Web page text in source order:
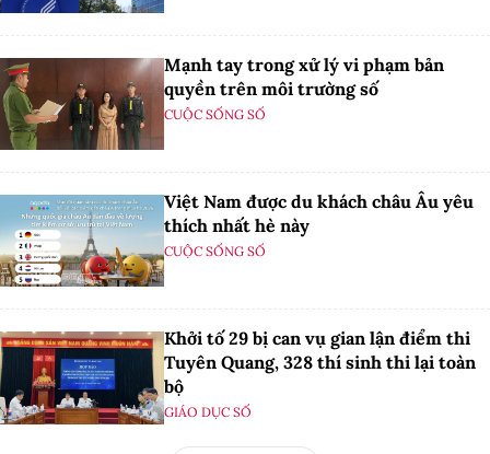
Mạnh tay trong xử lý vi phạm bản
quyền trên môi trường số
CUỘC SỐNG SỐ
Việt Nam được du khách châu Âu yêu
thích nhất hè này
CUỘC SỐNG SỐ
Khởi tố 29 bị can vụ gian lận điểm thi
Tuyên Quang, 328 thí sinh thi lại toàn
bộ
GIÁO DỤC SỐ